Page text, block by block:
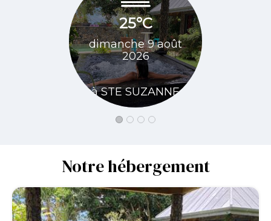
25°C
dimanche 9 août
2026
à STE SUZANNE
Notre hébergement